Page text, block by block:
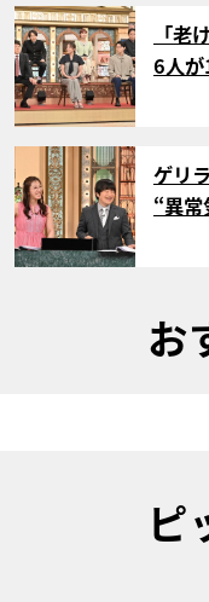
サムネイ
「老
6人
サムネイ
ゲリ
“異
お
ピ